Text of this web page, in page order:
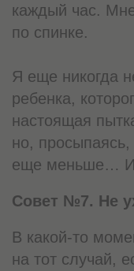
каждый час.
по спинке.
Я еще никогда
ребенка,
настоящая
но,
еще меньше… И
Совет №7. Не
В какой-то
на тот случай,